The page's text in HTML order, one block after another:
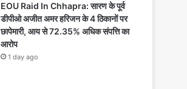
EOU Raid In Chhapra: सारण के पूर्व
डीपीओ अजीत अमर हरिजन के 4 ठिकानों पर
छापेमारी, आय से 72.35% अधिक संपत्ति का
आरोप
1 day ago